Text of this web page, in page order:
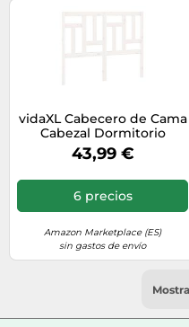
vidaXL Cabecero de Cama
Cabezal Dormitorio
Estructura Habitación
Mobiliario Muebles
Decoración Adorno
Madera Maciza de Pino
Blanco 145,5x4x100 cm
43,99 €
6 precios
Amazon Marketplace (ES)
sin gastos de envío